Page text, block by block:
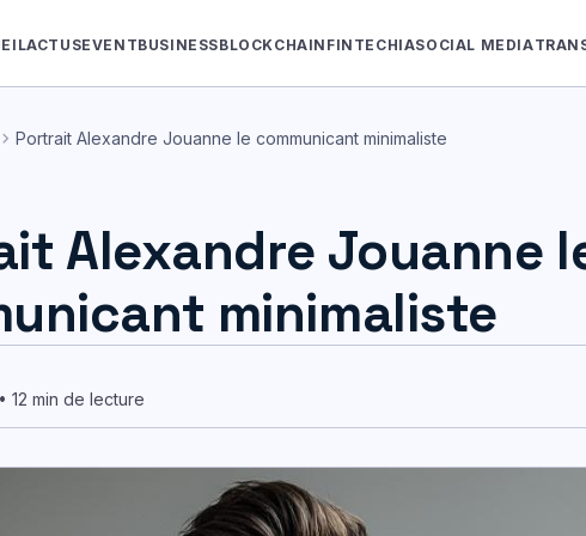
ACTUSEVENTBUSINESSBLOCKCHAIN FINTECHIASOCIAL MEDIA
chevron_right Portrait Alexandre Jouanne le communicant minimaliste
Alexandre Jouanne
minimaliste
12 min de lecture